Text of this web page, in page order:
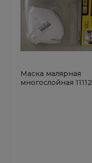
Маска малярная
многослойная 11112